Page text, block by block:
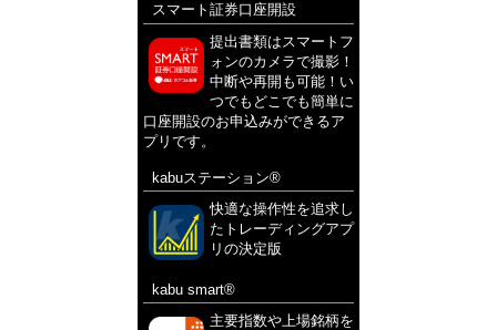
スマート証券口座開設
提出書類はスマートフ
ォンのカメラで撮影！
中断や再開も可能！い
つでもどこでも簡単に
口座開設のお申込みができるア
プリです。
kabuステーション®
快適な操作性を追求し
たトレーディングアプ
リの決定版
kabu smart®
主要指数や上場銘柄を